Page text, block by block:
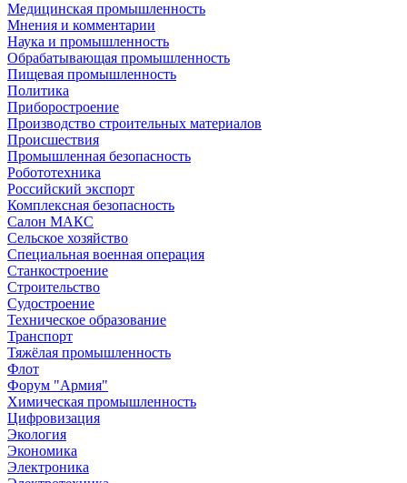
Медицинская промышленность
Мнения и комментарии
Наука и промышленность
Обрабатывающая промышленность
Пищевая промышленность
Политика
Приборостроение
Производство строительных материалов
Происшествия
Промышленная безопасность
Робототехника
Российский экспорт
Комплексная безопасность
Салон МАКС
Сельское хозяйство
Специальная военная операция
Станкостроение
Строительство
Судостроение
Техническое образование
Транспорт
Тяжёлая промышленность
Флот
Форум "Армия"
Химическая промышленность
Цифровизация
Экология
Экономика
Электроника